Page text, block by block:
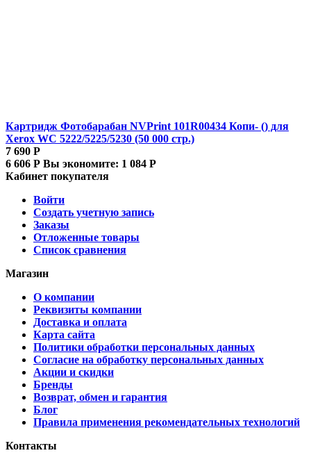
Картридж Фотобарабан NVPrint 101R00434 Копи- () для
Xerox WC 5222/5225/5230 (50 000 стр.)
7 690 Р
6 606 Р Вы экономите: 1 084 Р
Кабинет покупателя
Войти
Создать учетную запись
Заказы
Отложенные товары
Список сравнения
Магазин
О компании
Реквизиты компании
Доставка и оплата
Карта сайта
Политики обработки персональных данных
Согласие на обработку персональных данных
Акции и скидки
Бренды
Возврат, обмен и гарантия
Блог
Правила применения рекомендательных технологий
Контакты